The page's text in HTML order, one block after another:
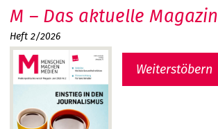
M – Das aktuelle Magazin
Heft 2/2026
Weiterstöbern